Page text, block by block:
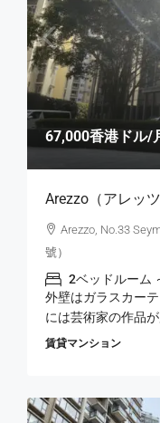
67,000香港ドル/
Arezzo（アレッ
Arezzo, No.33
號）
2ベッドルーム
外壁はガラスカー
には芸術家の作品
賃貸マンション